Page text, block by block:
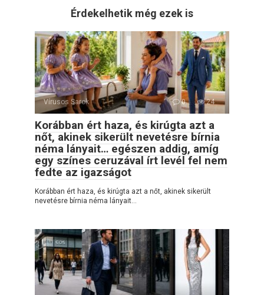
Érdekelhetik még ezek is
Vírusos Sarok 0 24
Korábban ért haza, és kirúgta azt a
nőt, akinek sikerült nevetésre bírnia
néma lányait… egészen addig, amíg
egy színes ceruzával írt levél fel nem
fedte az igazságot
Korábban ért haza, és kirúgta azt a nőt, akinek sikerült
nevetésre bírnia néma lányait…